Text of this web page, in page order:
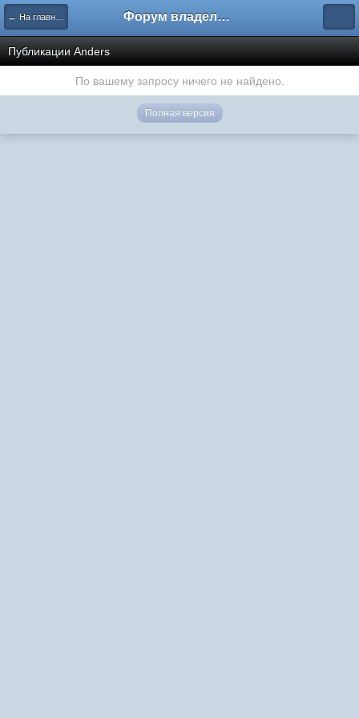
← На главную Форум владельцев интернет-магазинов
Публикации Anders
По вашему запросу ничего не найдено.
Полная версия